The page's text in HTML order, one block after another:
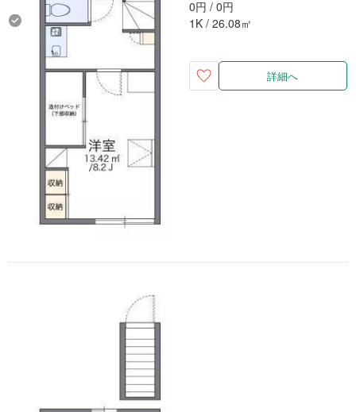
0円 / 0円
1K / 26.08㎡
詳細へ